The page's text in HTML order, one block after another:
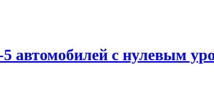
автомобилей с нулевым